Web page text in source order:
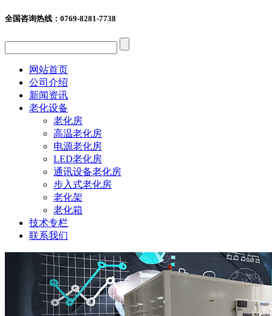
全国咨询热线： 0769-8281-7738
网站首页
公司介绍
新闻资讯
老化设备
老化房
高温老化房
电源老化房
LED老化房
通讯设备老化房
步入式老化房
老化架
老化箱
技术专栏
联系我们